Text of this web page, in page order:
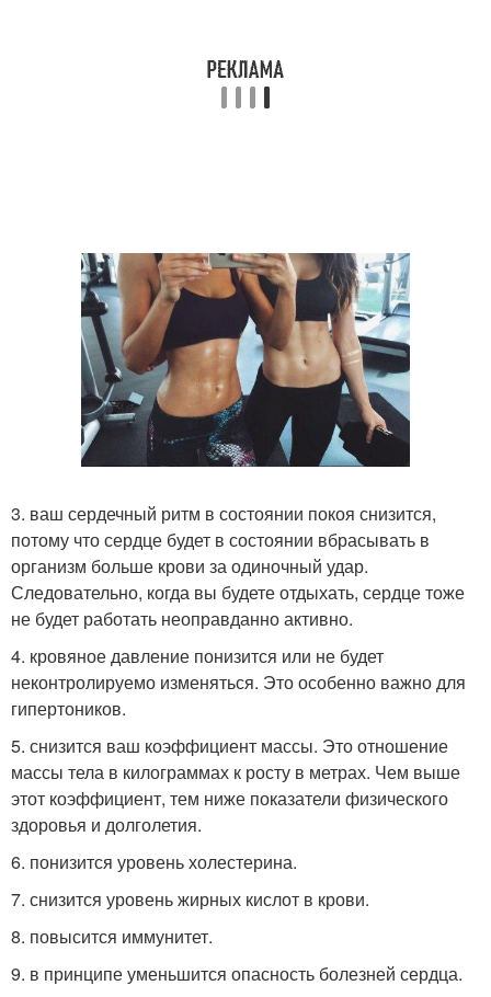
3. ваш сердечный ритм в состоянии покоя снизится,
потому что сердце будет в состоянии вбрасывать в
организм больше крови за одиночный удар.
Следовательно, когда вы будете отдыхать, сердце тоже
не будет работать неоправданно активно.
4. кровяное давление понизится или не будет
неконтролируемо изменяться. Это особенно важно для
гипертоников.
5. снизится ваш коэффициент массы. Это отношение
массы тела в килограммах к росту в метрах. Чем выше
этот коэффициент, тем ниже показатели физического
здоровья и долголетия.
6. понизится уровень холестерина.
7. снизится уровень жирных кислот в крови.
8. повысится иммунитет.
9. в принципе уменьшится опасность болезней сердца.